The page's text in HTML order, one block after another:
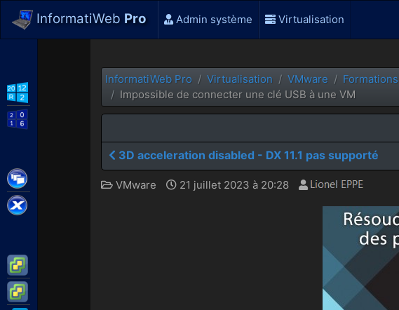
InformatiWeb Pro Admin système Virtualisation
Citrix XenApp / XenDesktop
InformatiWeb Pro Virtualisation VMware Formations
Impossible de connecter une clé USB à une VM
3D acceleration disabled - DX 11.1 pas supporté
VMware 21 juillet 2023 à 20:28